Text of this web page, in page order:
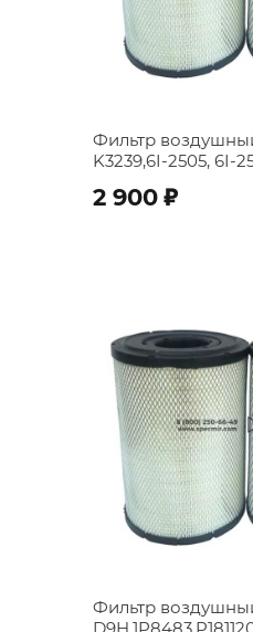
Фильтр
K3239,6I-2505, 6I-
2 900 ;
Фильтр